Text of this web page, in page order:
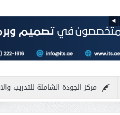
مركز الجودة الشاملة للتدريب